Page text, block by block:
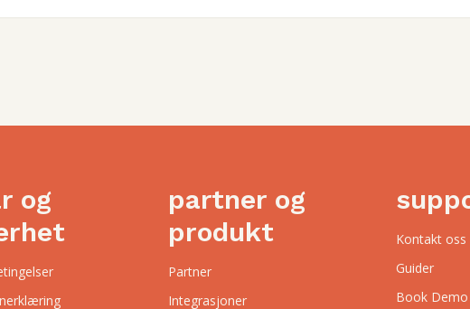
og
partner og
produkt
Partner
Integrasjoner
Kontakt oss
Guider
Book Demo